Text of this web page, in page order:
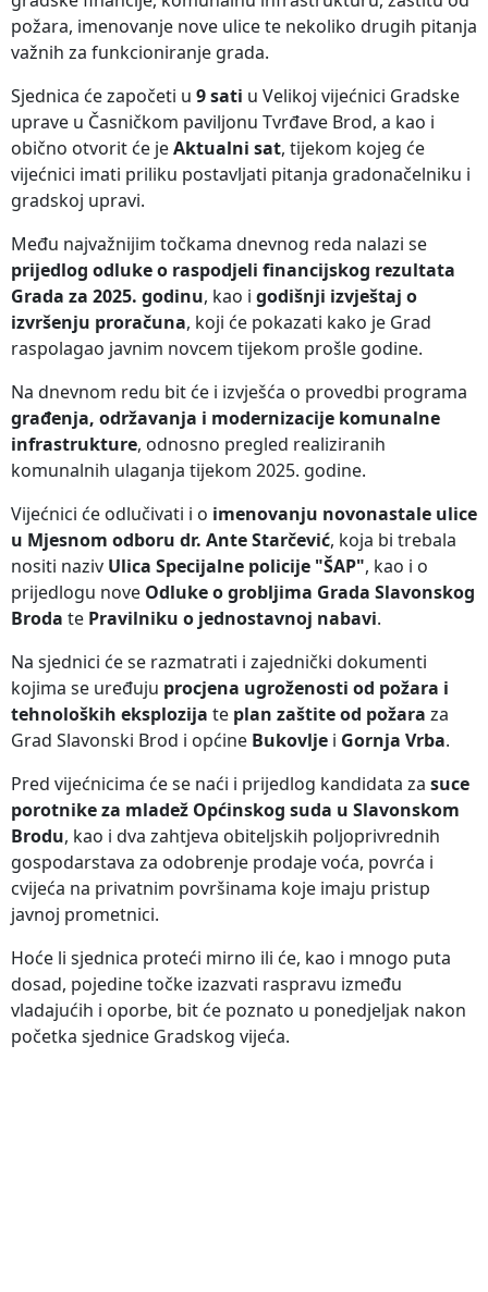
požara, imenovanje nove ulice te nekoliko drugih pitanja
važnih za funkcioniranje grada.
Sjednica će započeti u 9 sati u Velikoj vijećnici Gradske
uprave u Časničkom paviljonu Tvrđave Brod, a kao i
obično otvorit će jeAktualni sat, tijekom kojeg će
vijećnici imati priliku postavljati pitanja gradonačelniku i
gradskoj upravi.
Među najvažnijim točkama dnevnog reda nalazi se
prijedlog odluke o raspodjeli financijskog rezultata
Grada za 2025. godinu, kao i godišnji izvještaj o
izvršenju proračuna, koji će pokazati kako je Grad
raspolagao javnim novcem tijekom prošle godine.
Na dnevnom redu bit će i izvješća o provedbi programa
građenja, održavanja i modernizacije komunalne
infrastrukture, odnosno pregled realiziranih
komunalnih ulaganja tijekom 2025. godine.
Vijećnici će odlučivati i o imenovanju novonastale ulice
u Mjesnom odboru dr. Ante Starčević, koja bi trebala
nositi naziv Ulica Specijalne policije "ŠAP", kao i o
prijedlogu nove Odluke o grobljima Grada Slavonskog
Broda te Pravilniku o jednostavnoj nabavi.
Na sjednici će se razmatrati i zajednički dokumenti
kojima se uređuju procjena ugroženosti od požara i
tehnoloških eksplozija te plan zaštite od požara za
Grad Slavonski Brod i općine Bukovlje i Gornja Vrba.
Pred vijećnicima će se naći i prijedlog kandidata za suce
porotnike za mladež Općinskog suda u Slavonskom
Brodu, kao i dva zahtjeva obiteljskih poljoprivrednih
gospodarstava za odobrenje prodaje voća, povrća i
cvijeća na privatnim površinama koje imaju pristup
javnoj prometnici.
Hoće li sjednica proteći mirno ili će, kao i mnogo puta
dosad, pojedine točke izazvati raspravu između
vladajućih i oporbe, bit će poznato u ponedjeljak nakon
početka sjednice Gradskog vijeća.